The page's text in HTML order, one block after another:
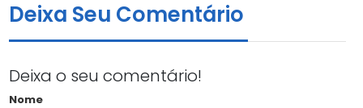
Deixa Seu Comentário
Deixa o seu comentário!
Nome